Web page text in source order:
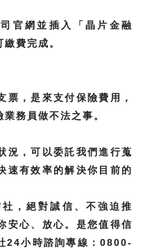
官網並插入「晶片金融
費完成。
票，是來支付保險費用，
務員做不法之事。
況，可以委託我們進行蒐
速有效率的解決你目前的
，絕對誠信、不強迫推
安心、放心。是您值得信
24小時諮詢專線：0800-